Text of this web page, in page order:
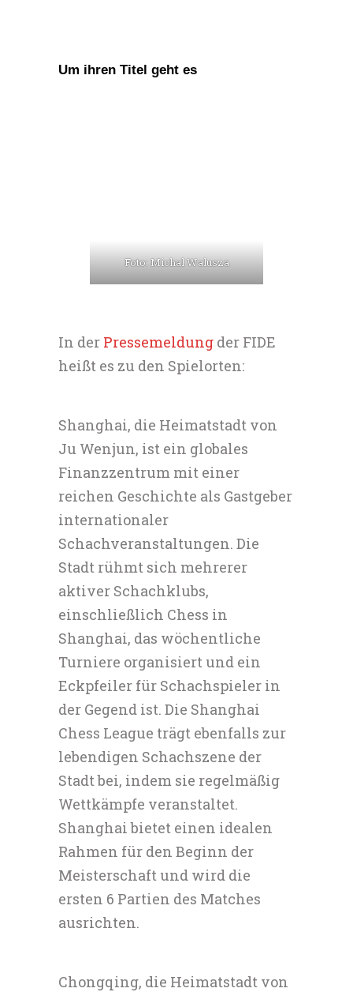
Um ihren Titel geht es
Foto: Michal Walusza
In der Pressemeldung der FIDE
heißt es zu den Spielorten:
Shanghai, die Heimatstadt von
Ju Wenjun, ist ein globales
Finanzzentrum mit einer
reichen Geschichte als Gastgeber
internationaler
Schachveranstaltungen. Die
Stadt rühmt sich mehrerer
aktiver Schachklubs,
einschließlich Chess in
Shanghai, das wöchentliche
Turniere organisiert und ein
Eckpfeiler für Schachspieler in
der Gegend ist. Die Shanghai
Chess League trägt ebenfalls zur
lebendigen Schachszene der
Stadt bei, indem sie regelmäßig
Wettkämpfe veranstaltet.
Shanghai bietet einen idealen
Rahmen für den Beginn der
Meisterschaft und wird die
ersten 6 Partien des Matches
ausrichten.
Chongqing, die Heimatstadt von